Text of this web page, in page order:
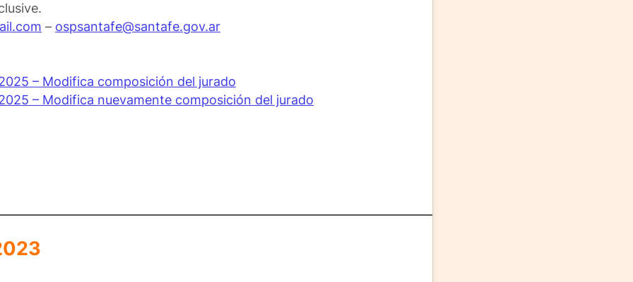
– ospsantafe@santafe.gov.ar
– Modifica composición del jurado
– Modifica nuevamente composición del jurado